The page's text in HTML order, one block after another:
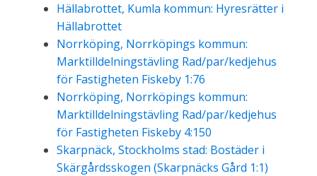
Hällabrottet, Kumla kommun: Hyresrätter i
Hällabrottet
Norrköping, Norrköpings kommun:
Marktilldelningstävling Rad/par/kedjehus
för Fastigheten Fiskeby 1:76
Norrköping, Norrköpings kommun:
Marktilldelningstävling Rad/par/kedjehus
för Fastigheten Fiskeby 4:150
Skarpnäck, Stockholms stad: Bostäder i
Skärgårdsskogen (Skarpnäcks Gård 1:1)